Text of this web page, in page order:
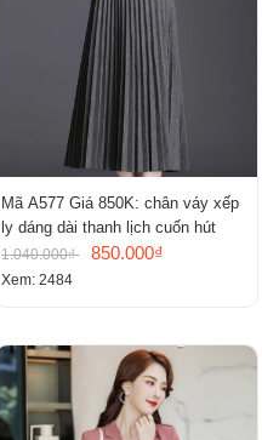
Mã A577 Giá 850K: chân váy xếp
ly dáng dài thanh lịch cuốn hút
1.040.000₫ 850.000₫
Xem: 2484